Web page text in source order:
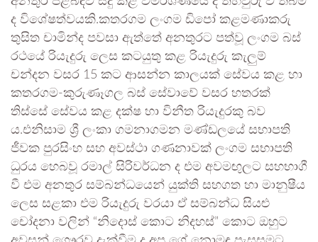
ද විශේෂත්වයකි.කතරගම ලංගම ඩිපෝ කළමණාකරු
තුසිත චාමින්ද පවසා ඇත්තේ අනතුරට පත්වූ ලංගම බස්
රථයේ රියැදුරු ලෙස කටයුතු කළ රියැදුරු කැලුම්
චන්දන වසර 15 කට ආසන්න කාලයක් සේවය කළ හා
කතරගම-කුරුණෑගල බස් සේවාවේ වසර හතරක්
තිස්සේ සේවය කළ දක්ෂ හා විනීත රියැදුරකු බව
ය.එනිසාම ශ්‍රී ලංකා ගමනාගමන මණ්ඩලයේ සභාපති
ජීවක පුරසිංහ සහ අවස්ථා ගණනාවක් ලංගම සභාපති
ධුරය හෙබවූ රමාල් සිරිවර්ධන ද එම අවමඟුලට සහභාගී
වී එම අනතුර සම්බන්ධයෙන් යුක්ති සහගත හා මානුෂීය
ලෙස සළකා එම රියැදුරු වරයා ඒ සම්බන්ධ සියළු
චෝදනා වලින් “නිදොස් කොට නිදහස්” කොට ඔහුට